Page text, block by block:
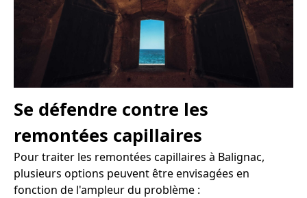
Se défendre contre les
remontées capillaires
Pour traiter les remontées capillaires à Balignac,
plusieurs options peuvent être envisagées en
fonction de l'ampleur du problème :